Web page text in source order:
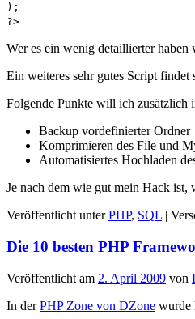
);
?>
Wer es ein wenig detaillierter
Ein weiteres sehr gutes Script findet
Folgende Punkte will ich zusätzlich
Backup vordefinierter Ordner
Komprimieren des File und
Automatisiertes Hochladen
Je nach dem wie gut mein Hack ist,
Veröffentlicht unter PHP, SQL |
Die 10 besten PHP
Veröffentlicht am 2. April 2009 von
In derPHP Zone von DZone wurde